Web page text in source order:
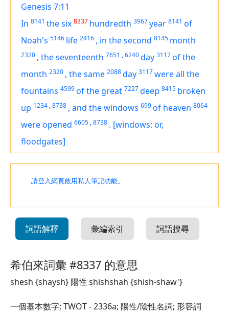
Genesis 7:11
In 8141 the six 8337 hundredth 3967year 8141 of
Noah's 5146 life 2416 , in the second 8145 month
2320 , the seventeenth 7651 ,6240day 3117of the
month 2320 , the same 2088day 3117were all the
fountains 4599of the great 7227deep 8415 broken
up 1234 ,8738 , and the windows 699of heaven 8064
were opened 6605 ,8738 . [windows: or,
floodgates]
請登入網頁啟用私人筆記功能。
詞語解釋 彙編索引 詞語搜尋
希伯來詞彙 #8337 的意思
shesh {shaysh} 陽性 shishshah {shish-shaw'}
一個基本數字; TWOT - 2336a; 陽性/陰性名詞; 形容詞